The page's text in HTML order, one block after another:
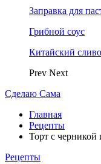
Заправка для
Грибной соус
Китайский
Prev Next
Сделаю Сама
Главная
Рецепты
Торт с
Рецепты